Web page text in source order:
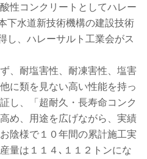
性コンクリートとしてハレー
下水道新技術機構の建設技術
し、ハレーサルト工業会がス
、耐塩害性、耐凍害性、塩害
に類を見ない高い性能を持っ
し、「超耐久・長寿命コンク
め、用途を広げながら、実績
陰様で１０年間の累計施工実
量は１１４､１１２トンにな